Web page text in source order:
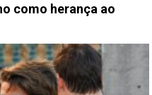
como herança ao